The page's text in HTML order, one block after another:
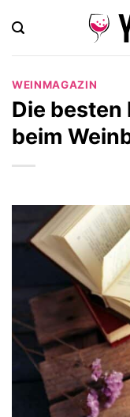
Inhalt
springen
WEINMAGAZIN
Die besten
beim